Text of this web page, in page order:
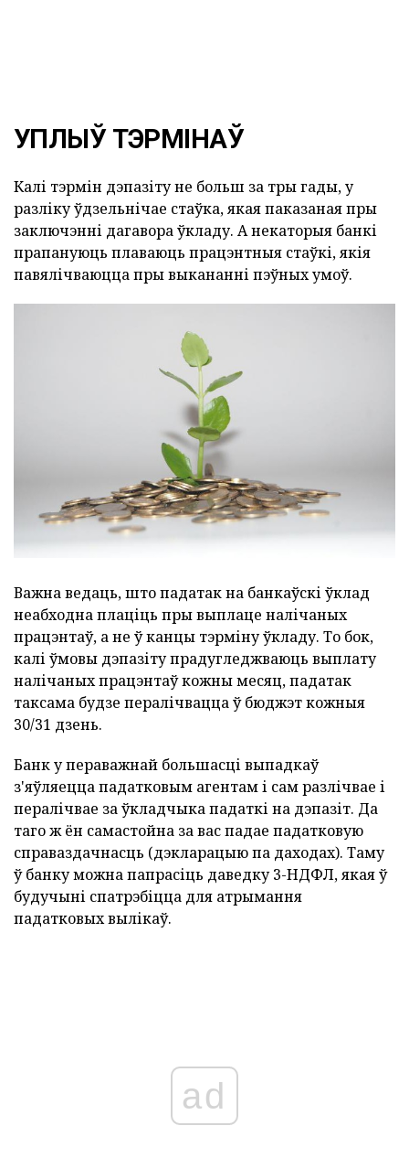
УПЛЫЎ ТЭРМІНАЎ
Калі тэрмін дэпазіту не больш за тры гады, у
разліку ўдзельнічае стаўка, якая паказаная пры
заключэнні дагавора ўкладу. А некаторыя банкі
прапануюць плаваюць працэнтныя стаўкі, якія
павялічваюцца пры выкананні пэўных умоў.
Важна ведаць, што падатак на банкаўскі ўклад
неабходна плаціць пры выплаце налічаных
працэнтаў, а не ў канцы тэрміну ўкладу. То бок,
калі ўмовы дэпазіту прадугледжваюць выплату
налічаных працэнтаў кожны месяц, падатак
таксама будзе пералічвацца ў бюджэт кожныя
30/31 дзень.
Банк у пераважнай большасці выпадкаў
з'яўляецца падатковым агентам і сам разлічвае і
пералічвае за ўкладчыка падаткі на дэпазіт. Да
таго ж ён самастойна за вас падае падатковую
справаздачнасць (дэкларацыю па даходах). Таму
ў банку можна папрасіць даведку 3-НДФЛ, якая ў
будучыні спатрэбіцца для атрымання
падатковых вылікаў.
ad